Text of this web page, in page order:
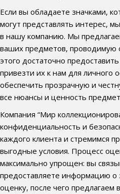
Если вы обладаете значками,
могут представлять интерес,
в нашу компанию. Мы
ваших предметов, проводимую
этого достаточно
привезти их к нам для личного
обеспечить прозрачную и
все нюансы и ценность
Компания “Мир
конфиденциальность и
каждого клиента и стремимся
выгодные условия. Процесс
максимально упрощен: вы
предоставляете информацию о
оценку, после чего предлагаем